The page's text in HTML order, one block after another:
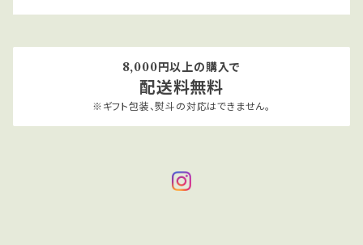
8,000円以上の購入で
配送料無料
※ギフト包装、熨斗の対応はできません。